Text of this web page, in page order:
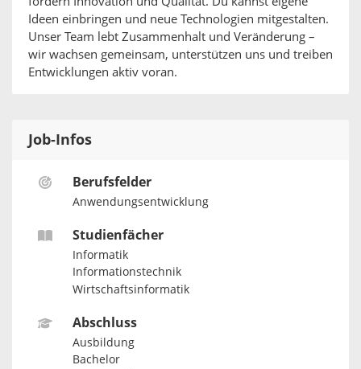
Ideen einbringen und neue Technologien mitgestalten.
Unser Team lebt Zusammenhalt und Veränderung –
wir wachsen gemeinsam, unterstützen uns und treiben
Entwicklungen aktiv voran.
Job-Infos
Berufsfelder
Anwendungsentwicklung
Studienfächer
Informatik
Informationstechnik
Wirtschaftsinformatik
Abschluss
Ausbildung
Bachelor